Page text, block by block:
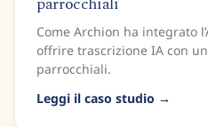
Come Archion ha integrato
offrire trascrizione IA con
parrocchiali.
Leggi il caso studio